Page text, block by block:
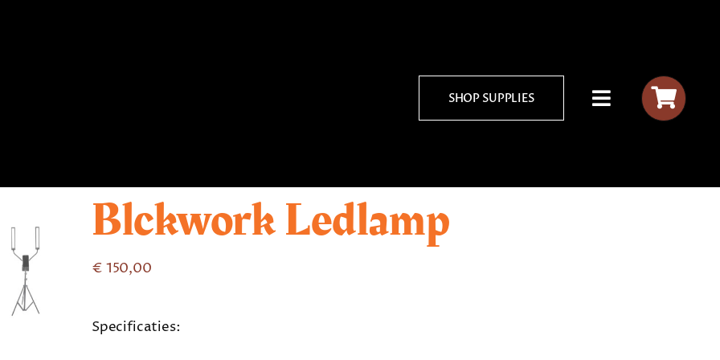
SHOP SUPPLIES
Blckwork Ledlamp
€ 150,00
Specificaties: